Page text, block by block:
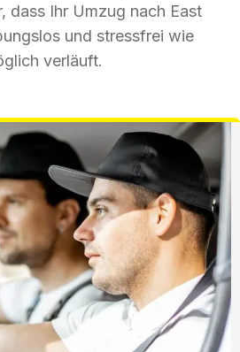
dass Ihr Umzug nach East
und stressfrei wie
verläuft.